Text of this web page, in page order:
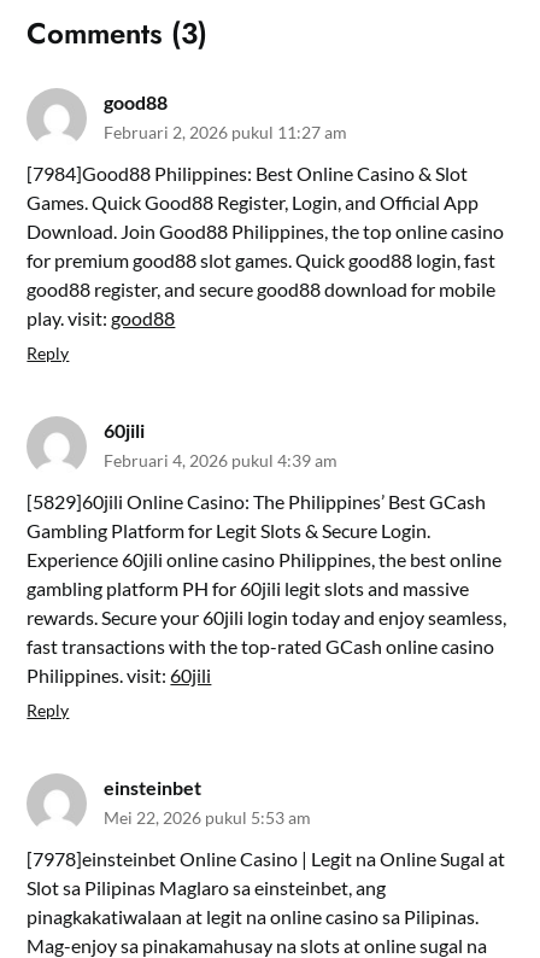
Comments (3)
good88
Februari 2, 2026 pukul 11:27 am
[7984]Good88 Philippines: Best Online Casino & Slot
Games. Quick Good88 Register, Login, and Official App
Download. Join Good88 Philippines, the top online casino
for premium good88 slot games. Quick good88 login, fast
good88 register, and secure good88 download for mobile
play. visit:good88
Reply
60jili
Februari 4, 2026 pukul 4:39 am
[5829]60jili Online Casino: The Philippines’ Best GCash
Gambling Platform for Legit Slots & Secure Login.
Experience 60jili online casino Philippines, the best online
gambling platform PH for 60jili legit slots and massive
rewards. Secure your 60jili login today and enjoy seamless,
fast transactions with the top-rated GCash online casino
Philippines. visit:60jili
Reply
einsteinbet
Mei 22, 2026 pukul 5:53 am
[7978]einsteinbet Online Casino | Legit na Online Sugal at
Slot sa Pilipinas Maglaro sa einsteinbet, ang
pinagkakatiwalaan at legit na online casino sa Pilipinas.
Mag-enjoy sa pinakamahusay na slots at online sugal na